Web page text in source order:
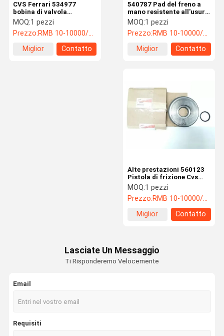
Casa.
540787 Pad del freno a
mano resistente all'usura
CVS Ferrari Reach
Stacker
MOQ:1 pezzi
Prezzo:RMB 10-10000/PC
Miglior
Contatto
CVS Ferrari 534977
bobina di valvola
solenoide di lunga durata
per la trasmissione
MOQ:1 pezzi
Prezzo:RMB 10-10000/PC
Miglior
Contatto
Alte prestazioni 560123
Pistola di frizione Cvs
Ferrari Ricambi
MOQ:1 pezzi
Prezzo:RMB 10-10000/PC
Miglior
Contatto
Lasciate Un Messaggio
Ti Risponderemo Velocemente
Email
Requisiti